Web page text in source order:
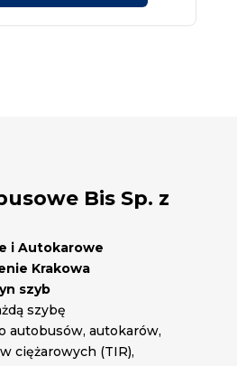
Bis Sp. z
i Autokarowe
Krakowa
szyb
szybę
autobusów, autokarów,
ciężarowych (TIR),